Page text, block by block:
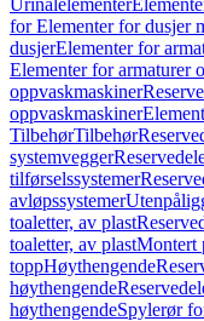
Urinalelementer
for Elementer for dusjer
dusjerElementer for
Elementer for armaturer
oppvaskmaskiner
oppvaskmaskiner
TilbehørTilbehør
systemvegger
tilførselssystemer
avløpssystemer
toaletter, av plast
toaletter, av plastMontert
toppHøythengende
høythengende
høythengendeSpylerør